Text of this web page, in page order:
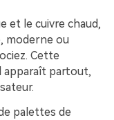
et le cuivre chaud,
moderne ou
Cette
apparaît partout,
palettes de